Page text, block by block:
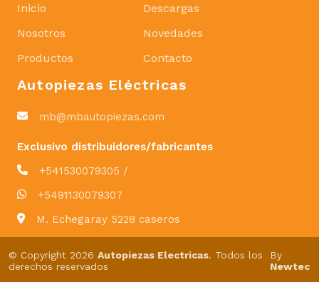
Inicio
Nosotros
Productos
Descargas
Novedades
Contacto
Autopiezas Eléctricas
mb@mbautopiezas.com
Exclusivo distribuidores/fabricantes
+541530079305 /
+5491130079307
M. Echegaray 5228 caseros
© Copyright 2026 Autopiezas Electricas. Todos los
derechos reservados
By
Newtec